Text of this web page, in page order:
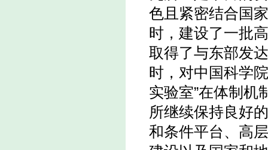
色且紧密结合国
时，建设了一批
取得了与东部发
时，对中国科学
实验室”在体制机
所继续保持良好
和条件平台、高